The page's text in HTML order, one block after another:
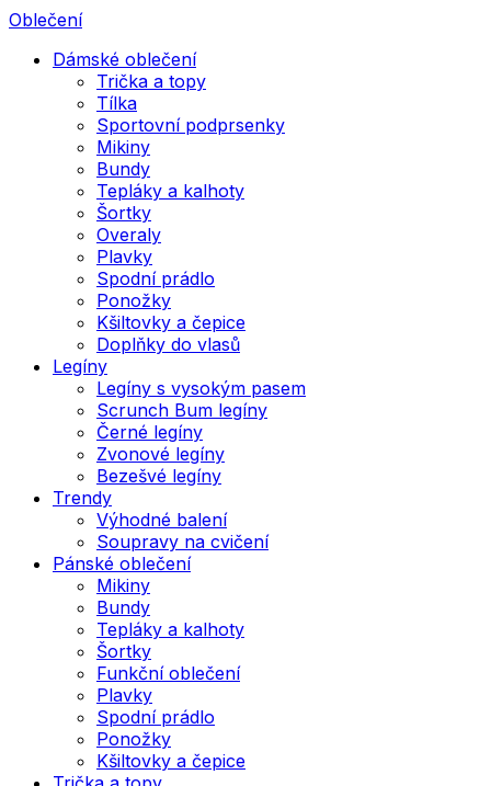
Oblečení
Dámské oblečení
Trička a topy
Tílka
Sportovní podprsenky
Mikiny
Bundy
Tepláky a kalhoty
Šortky
Overaly
Plavky
Spodní prádlo
Ponožky
Kšiltovky a čepice
Doplňky do vlasů
Legíny
Legíny s vysokým pasem
Scrunch Bum legíny
Černé legíny
Zvonové legíny
Bezešvé legíny
Trendy
Výhodné balení
Soupravy na cvičení
Pánské oblečení
Mikiny
Bundy
Tepláky a kalhoty
Šortky
Funkční oblečení
Plavky
Spodní prádlo
Ponožky
Kšiltovky a čepice